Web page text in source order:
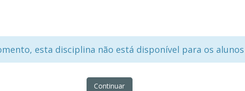
esta disciplina não está disponível para os alunos
Continuar